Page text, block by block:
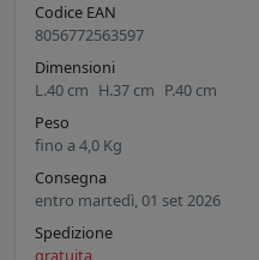
Codice EAN
8056772563597
Dimensioni
L.40 cm H.37 cm P.40 cm
Peso
fino a 4,0 Kg
Consegna
entro martedì, 01 set 2026
Spedizione